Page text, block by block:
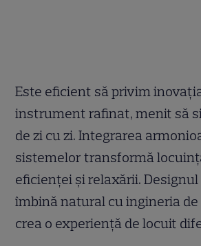
Este eficient să privim
instrument rafinat, menit să
de zi cu zi. Integrarea
sistemelor transformă
eficienței și relaxării.
îmbină natural cu ingineria
crea o experiență de locuit